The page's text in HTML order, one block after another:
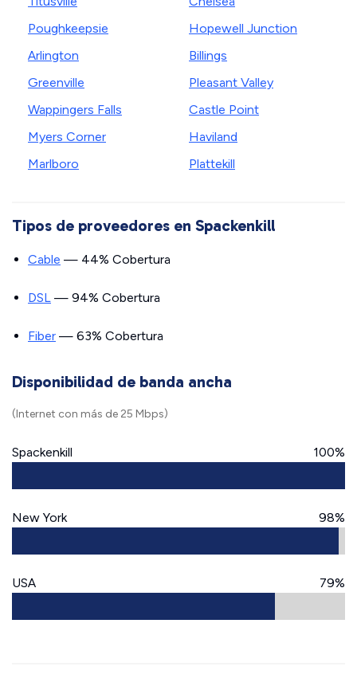
Poughkeepsie
Arlington
Greenville
Wappingers Falls
Myers Corner
Marlboro
Hopewell Junction
Billings
Pleasant Valley
Castle Point
Haviland
Plattekill
Tipos de proveedores en Spackenkill
Cable — 44% Cobertura
DSL — 94% Cobertura
Fiber — 63% Cobertura
Disponibilidad de banda ancha
(Internet con más de 25 Mbps)
Spackenkill 100%
New York 98%
USA 79%